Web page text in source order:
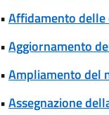
•Affidamento delle
•Aggiornamento
•Ampliamento del
•Assegnazione